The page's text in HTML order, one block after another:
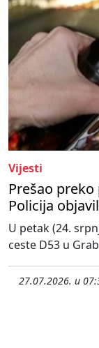
Vijesti
Prešao preko
Policija
U petak (24.
ceste D53 u
27.07.2026. u